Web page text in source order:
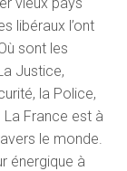
libéraux l’ont
sont les
Justice,
la Police,
France est à
le monde.
énergique à